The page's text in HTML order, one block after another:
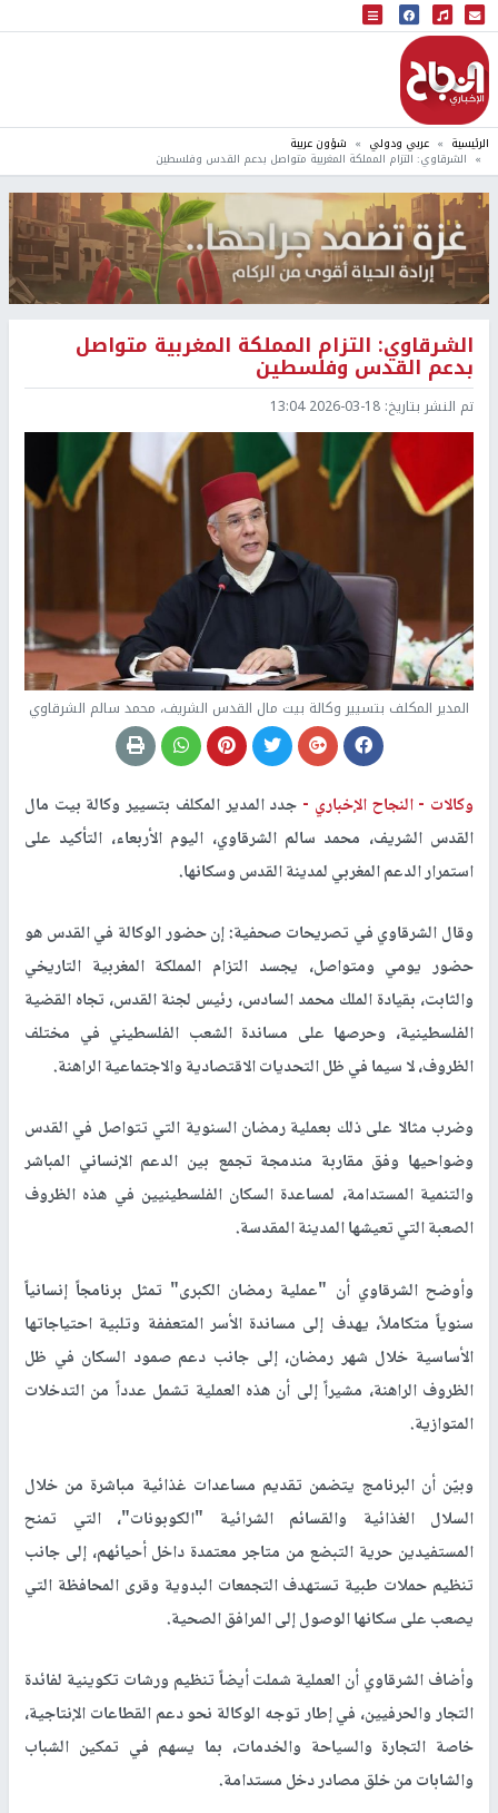
البث المباشر
إذاعة النجاح
الرئيسية عربي ودولي شؤون عربية
الشرقاوي: التزام المملكة المغربية متواصل بدعم القدس وفلسطين
الشرقاوي: التزام المملكة المغربية متواصل
بدعم القدس وفلسطين
تم النشر بتاريخ: 2026-03-18 13:04
المدير المكلف بتسيير وكالة بيت مال القدس الشريف، محمد سالم الشرقاوي
وكالات -النجاح الإخباري - جدد المدير المكلف بتسيير وكالة بيت مال
القدس الشريف، محمد سالم الشرقاوي، اليوم الأربعاء، التأكيد على
استمرار الدعم المغربي لمدينة القدس وسكانها.
وقال الشرقاوي في تصريحات صحفية: إن حضور الوكالة في القدس هو
حضور يومي ومتواصل، يجسد التزام المملكة المغربية التاريخي
والثابت، بقيادة الملك محمد السادس، رئيس لجنة القدس، تجاه القضية
الفلسطينية، وحرصها على مساندة الشعب الفلسطيني في مختلف
الظروف، لا سيما في ظل التحديات الاقتصادية والاجتماعية الراهنة.
وضرب مثالا على ذلك بعملية رمضان السنوية التي تتواصل في القدس
وضواحيها وفق مقاربة مندمجة تجمع بين الدعم الإنساني المباشر
والتنمية المستدامة، لمساعدة السكان الفلسطينيين في هذه الظروف
الصعبة التي تعيشها المدينة المقدسة.
وأوضح الشرقاوي أن "عملية رمضان الكبرى" تمثل برنامجاً إنسانياً
سنوياً متكاملاً، يهدف إلى مساندة الأسر المتعففة وتلبية احتياجاتها
الأساسية خلال شهر رمضان، إلى جانب دعم صمود السكان في ظل
الظروف الراهنة، مشيراً إلى أن هذه العملية تشمل عدداً من التدخلات
المتوازية.
وبيّن أن البرنامج يتضمن تقديم مساعدات غذائية مباشرة من خلال
السلال الغذائية والقسائم الشرائية "الكوبونات"، التي تمنح
المستفيدين حرية التبضع من متاجر معتمدة داخل أحيائهم، إلى جانب
تنظيم حملات طبية تستهدف التجمعات البدوية وقرى المحافظة التي
يصعب على سكانها الوصول إلى المرافق الصحية.
وأضاف الشرقاوي أن العملية شملت أيضاً تنظيم ورشات تكوينية لفائدة
التجار والحرفيين، في إطار توجه الوكالة نحو دعم القطاعات الإنتاجية،
خاصة التجارة والسياحة والخدمات، بما يسهم في تمكين الشباب
والشابات من خلق مصادر دخل مستدامة.